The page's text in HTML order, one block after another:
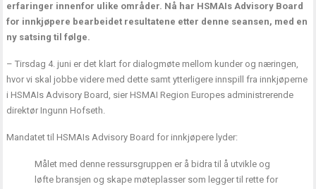
erfaringer innenfor ulike områder. Nå har HSMAIs Advisory Board
for innkjøpere bearbeidet resultatene etter denne seansen, med en
ny satsing til følge.
– Tirsdag 4. juni er det klart for dialogmøte mellom kunder og næringen,
hvor vi skal jobbe videre med dette samt ytterligere innspill fra innkjøperne
i HSMAIs Advisory Board, sier HSMAI Region Europes administrerende
direktør Ingunn Hofseth.
Mandatet til HSMAIs Advisory Board for innkjøpere lyder:
Målet med denne ressursgruppen er å bidra til å utvikle og
løfte bransjen og skape møteplasser som legger til rette for